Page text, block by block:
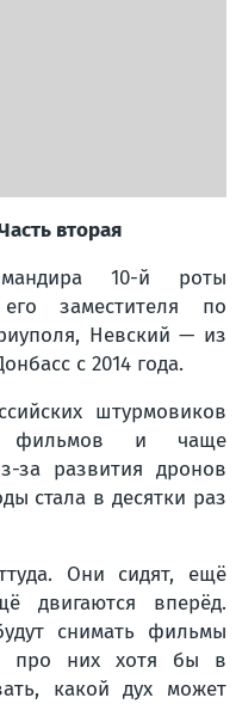
вторая
10-й роты
заместителя по
Невский — из
с 2014 года.
штурмовиков
фильмов и чаще
за развития дронов
стала в десятки раз
Они сидят, ещё
двигаются вперёд.
снимать фильмы
про них хотя бы в
какой дух может